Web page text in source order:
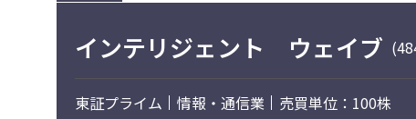
インテリジェント ウェイブ
東証プライム 情報・通信業 売買単位：100株